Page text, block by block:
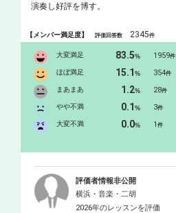
演奏し好評を博す。
【メンバー満足度】評価回答数 2345件
大変満足 83.5% 1959件
ほぼ満足 15.1% 354件
まあまあ 1.2% 28件
やや不満 0.1% 3件
大変不満 0.0% 1件
評価者情報非公開
横浜・音楽・二胡
2026年のレッスンを評価